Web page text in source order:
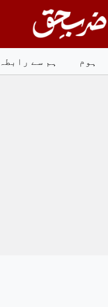
to
content
ہوم
ہم سے رابطہ